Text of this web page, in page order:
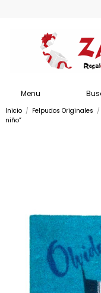
Menu
Inicio Felpudos Originales
niño”